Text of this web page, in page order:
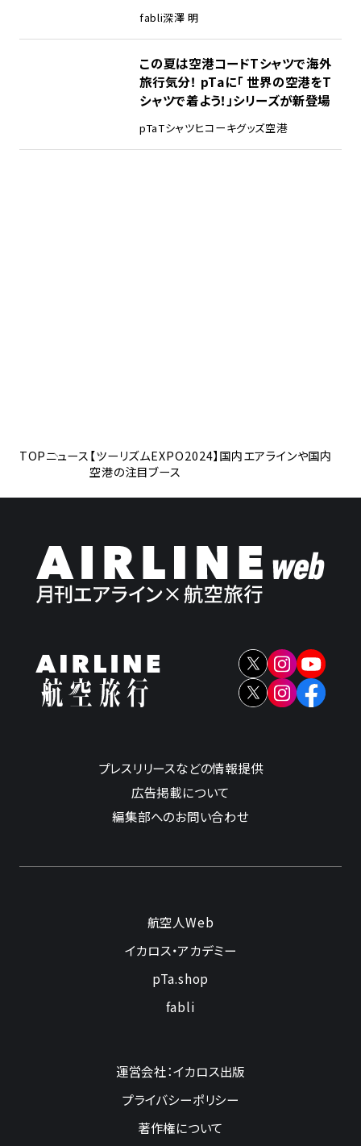
fabli深澤 明
この夏は空港コードTシャツで海外
旅行気分！ pTaに「 世界の空港をT
シャツで着よう！」シリーズが新登場
pTaTシャツヒコーキグッズ空港
TOPニュース 【ツーリズムEXPO2024】国内エアラインや国内
空港の注目ブース
プレスリリースなどの情報提供
広告掲載について
編集部へのお問い合わせ
航空人Web
イカロス・アカデミー
pTa.shop
fabli
運営会社：イカロス出版
プライバシーポリシー
著作権について